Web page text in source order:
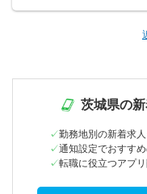
茨城県の
勤務地別の新着求
通知設定でおすす
転職に役立つアプ